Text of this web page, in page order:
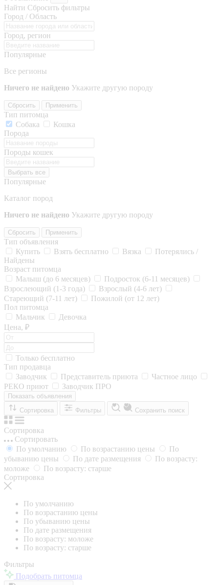
Найти Сбросить фильтры
Город / Область
Город, регион
Популярные
Все регионы
Ничего не найдено Укажите другую породу
Сбросить Применить
Тип питомца
Собака
Кошка
Порода
Породы кошек
Выбрать все
Популярные
Каталог пород
Ничего не найдено Укажите другую породу
Сбросить Применить
Тип объявления
Купить
Взять бесплатно Вязка
Потерялись /
Найдены
Возраст питомца
Малыш (до 6 месяцев)
Подросток (6-11 месяцев)
Взрослеющий (1-3 года)
Взрослый (4-6 лет)
Стареющий (7-11 лет)
Пожилой (от 12 лет)
Пол питомца
Мальчик
Девочка
Цена, ₽
Только бесплатно
Тип продавца
Заводчик
Представитель приюта
Частное лицо
РЕКО приют
Заводчик ПРО
Показать объявления
Сортировка
Фильтры Сохранить поиск
Сортировка
Сортировать
По умолчанию
По возрастанию цены
По
убыванию цены
По дате размещения
По возрасту:
моложе
По возрасту: старше
Сортировка
По умолчанию
По возрастанию цены
По убыванию цены
По дате размещения
По возрасту: моложе
По возрасту: старше
Фильтры
Подобрать питомца